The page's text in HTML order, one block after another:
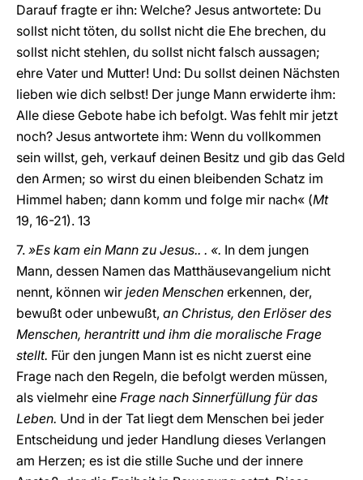
Darauf fragte er ihn: Welche? Jesus antwortete: Du
sollst nicht töten, du sollst nicht die Ehe brechen, du
sollst nicht stehlen, du sollst nicht falsch aussagen;
ehre Vater und Mutter! Und: Du sollst deinen Nächsten
lieben wie dich selbst! Der junge Mann erwiderte ihm:
Alle diese Gebote habe ich befolgt. Was fehlt mir jetzt
noch? Jesus antwortete ihm: Wenn du vollkommen
sein willst, geh, verkauf deinen Besitz und gib das Geld
den Armen; so wirst du einen bleibenden Schatz im
Himmel haben; dann komm und folge mir nach« (Mt
19, 16-21). 13
7. »Es kam ein Mann zu Jesus.. . «. In dem jungen
Mann, dessen Namen das Matthäusevangelium nicht
nennt, können wir jeden Menschen erkennen, der,
bewußt oder unbewußt, an Christus, den Erlöser des
Menschen, herantritt und ihm die moralische Frage
stellt. Für den jungen Mann ist es nicht zuerst eine
Frage nach den Regeln, die befolgt werden müssen,
als vielmehr eine Frage nach Sinnerfüllung für das
Leben. Und in der Tat liegt dem Menschen bei jeder
Entscheidung und jeder Handlung dieses Verlangen
am Herzen; es ist die stille Suche und der innere